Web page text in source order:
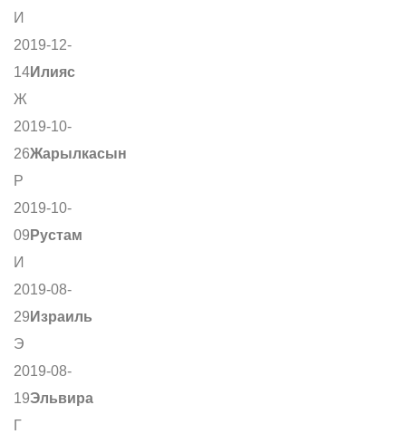
И
2019-12-
14Илияс
Ж
2019-10-
26Жарылкасын
Р
2019-10-
09 Рустам
И
2019-08-
29 Израиль
Э
2019-08-
19Эльвира
Г